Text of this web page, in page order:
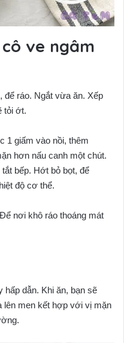
ve ngâm
ráo. Ngắt vừa ăn. Xếp
tỏi ớt.
1 giấm vào nồi, thêm
hơn nấu canh một chút.
bếp. Hớt bỏ bọt, để
độ cơ thể.
nơi khô ráo thoáng mát
hấp dẫn. Khi ăn, bạn sẽ
lên men kết hợp với vị mặn